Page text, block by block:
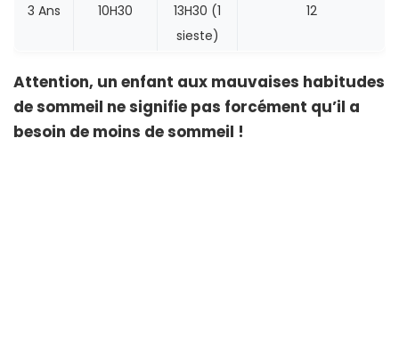
3 Ans 10H30
13H30 (1
sieste)
12
Attention, un enfant aux mauvaises habitudes
de sommeil ne signifie pas forcément qu’il a
besoin de moins de sommeil !